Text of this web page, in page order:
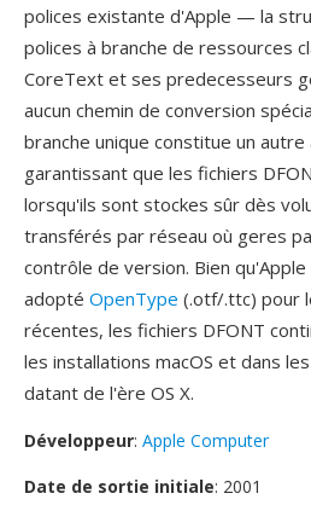
polices existante d'Apple — la
polices à branche de ressources
CoreText et ses predecesseurs
aucun chemin de conversion
branche unique constitue un
garantissant que les fichiers
lorsqu'ils sont stockes sûr dès
transférés par réseau où geres
contrôle de version. Bien
adopté OpenType (.otf/.ttc) pour
récentes, les fichiers DFONT
les installations macOS et dans
datant de l'ère OS X.
Développeur: Apple Computer
Date de sortie initiale: 2001